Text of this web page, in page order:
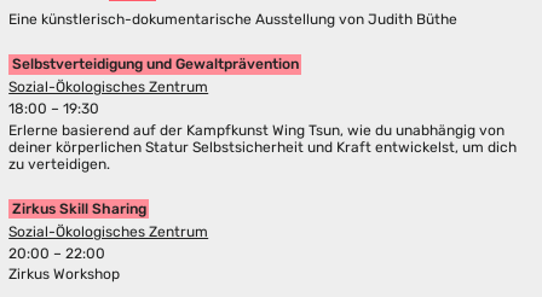
Eine künstlerisch-dokumentarische Ausstellung von Judith Büthe
Selbstverteidigung und Gewaltprävention
Sozial-Ökologisches Zentrum
18:00 – 19:30
Erlerne basierend auf der Kampfkunst Wing Tsun, wie du unabhängig von
deiner körperlichen Statur Selbstsicherheit und Kraft entwickelst, um dich
zu verteidigen.
Zirkus Skill Sharing
Sozial-Ökologisches Zentrum
20:00 – 22:00
Zirkus Workshop